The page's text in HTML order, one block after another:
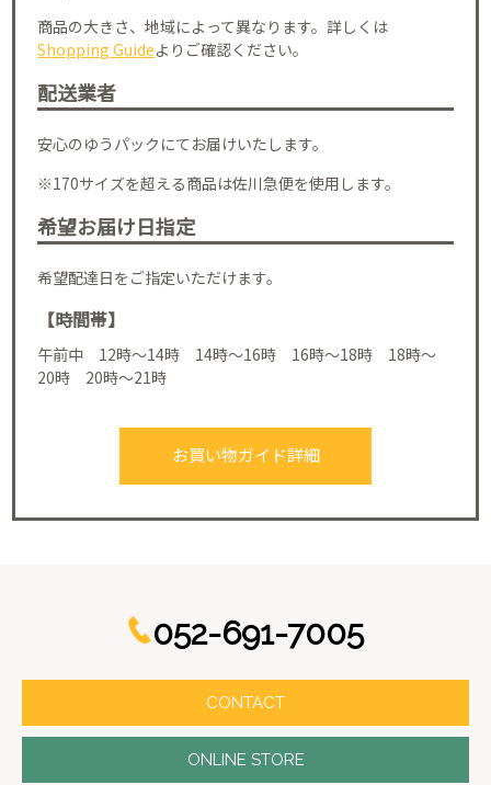
商品の大きさ、地域によって異なります。詳しくは
Shopping Guideよりご確認ください。
配送業者
安心のゆうパックにてお届けいたします。
※170サイズを超える商品は佐川急便を使用します。
希望お届け日指定
希望配達日をご指定いただけます。
【時間帯】
午前中 12時～14時 14時～16時 16時～18時 18時～
20時 20時～21時
お買い物ガイド詳細
052-691-7005
CONTACT
ONLINE STORE